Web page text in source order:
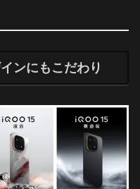
ンにもこだわり